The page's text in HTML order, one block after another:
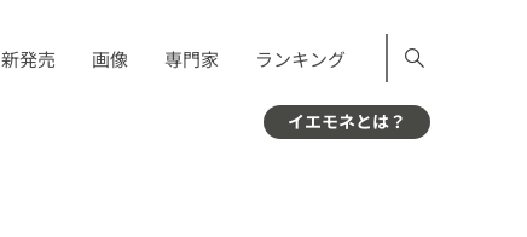
新発売 画像 専門家 ランキング
イエモネとは？